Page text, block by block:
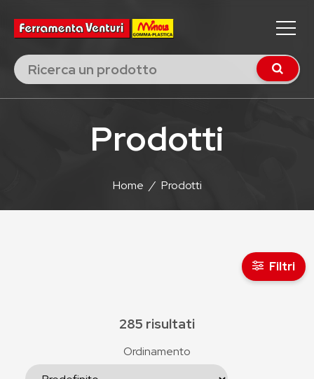
Prodotti
Home / Prodotti
Filtri
285 risultati
Ordinamento